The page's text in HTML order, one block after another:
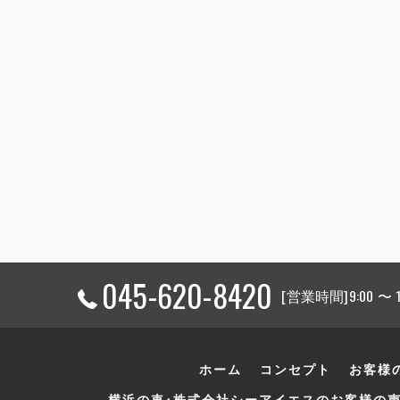
045-620-8420 [営業時間]9:00
ホーム コンセプト
お客様